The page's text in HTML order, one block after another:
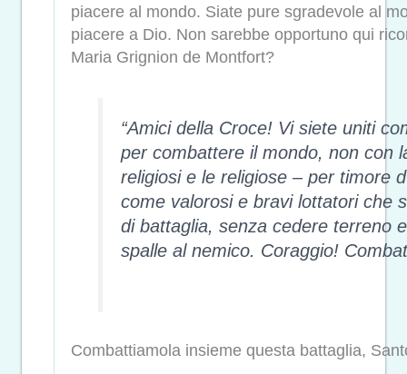
piacere al mondo. Siate pure sgradevole al
piacere a Dio. Non sarebbe opportuno qui
Maria Grignion de Montfort?
“Amici della Croce! Vi siete uniti
per combattere il mondo, non con
religiosi e le religiose – per timore
come valorosi e bravi lottatori che
di battaglia, senza cedere terreno
spalle al nemico. Coraggio!
Combattiamola insieme questa battaglia,